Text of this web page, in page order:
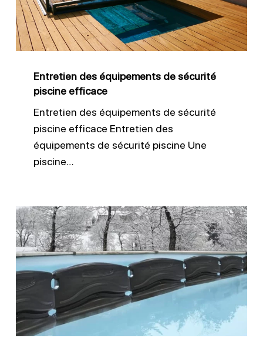
sécurité
piscine
efficace
Entretien des équipements de sécurité
piscine efficace
Entretien des équipements de sécurité
piscine efficace Entretien des
équipements de sécurité piscine Une
piscine…
Réussir
l’hivernage
de
sa
piscine